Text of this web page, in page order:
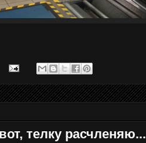
телку расчленяю...